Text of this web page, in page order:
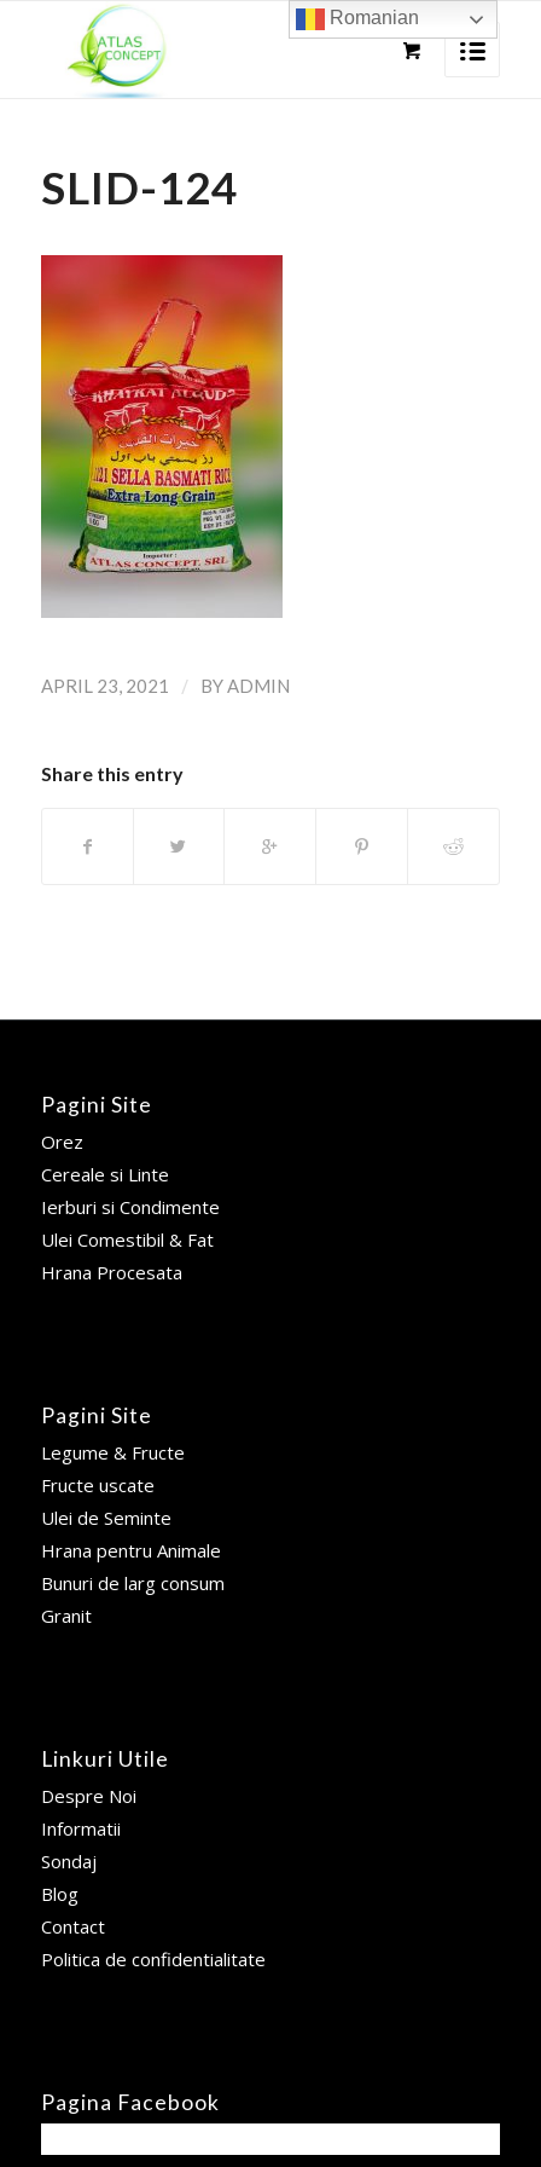
SLID-124
APRIL 23, 2021 / BYADMIN
Share this entry
Pagini Site
Orez
Cereale si Linte
Ierburi si Condimente
Ulei Comestibil & Fat
Hrana Procesata
Pagini Site
Legume & Fructe
Fructe uscate
Ulei de Seminte
Hrana pentru Animale
Bunuri de larg consum
Granit
Linkuri Utile
Despre Noi
Informatii
Sondaj
Blog
Contact
Politica de confidentialitate
Pagina Facebook
Romanian